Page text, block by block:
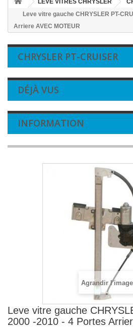
LEVE VITRES CHRYSLER
Leve vitre gauche CHRYSLER PT-
Arriere AVEC MOTEUR
CHRYSLER PT-CRUISER
DÉJÀ VUS
INFORMATION
Agrandir l'image
Leve vitre gauche
2000 -2010 - 4 Portes